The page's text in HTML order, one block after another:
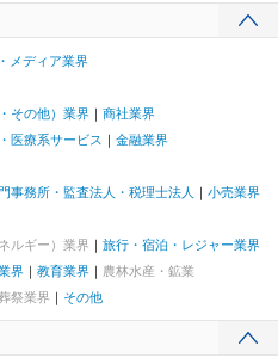
メディア業界
その他）業界
商社業界
医療系サービス
金融業界
事務所・監査法人・税理士法人
小売業界
ルギー）業界
旅行・宿泊・レジャー業界
界 教育業界
農林水産・鉱業
祭業界 その他